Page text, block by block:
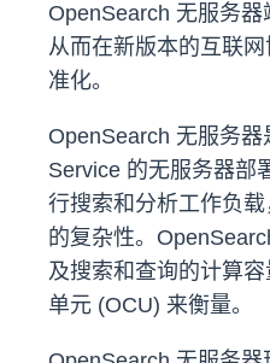
OpenSearch 无服务器
从而在新版本的互联
准化。
OpenSearch 无服务
Service 的无服务器部
行搜索和分析工作负
的复杂性。
及搜索和查询的计算
单元 (OCU) 来衡量。